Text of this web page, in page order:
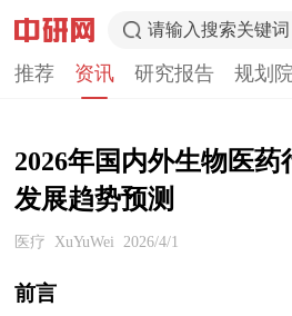
请输入搜索关键词
推荐 资讯 研究报告 规划
2026年国内外生物医
发展趋势预测
医疗 XuYuWei 2026/4/1
前言